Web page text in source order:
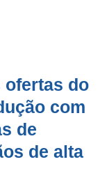
ofertas do
com
de
de alta